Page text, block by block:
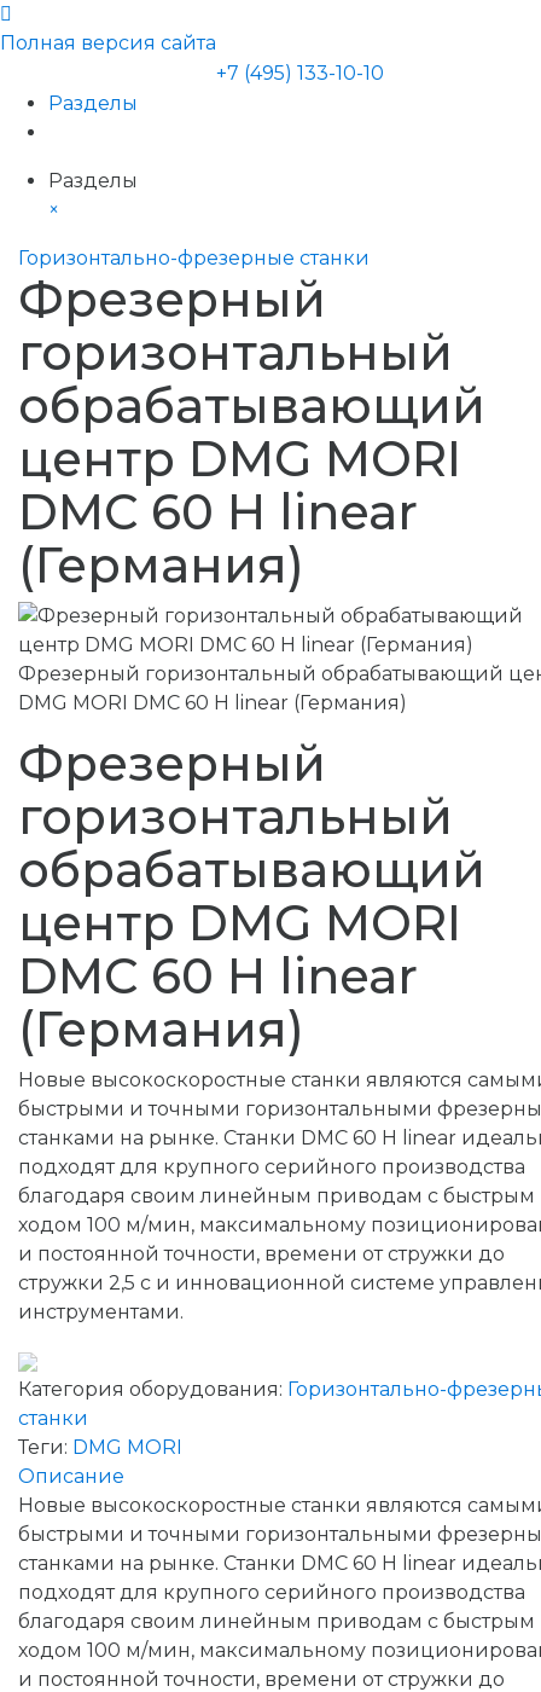
Полная версия сайта
+7 (495) 133-10-10
Разделы
Разделы
×
Горизонтально-фрезерные станки
Фрезерный
горизонтальный
обрабатывающий
центр DMG MORI
DMC 60 H linear
(Германия)
Фрезерный горизонтальный обрабатывающий
DMG MORI DMC 60 H linear (Германия)
Фрезерный
горизонтальный
обрабатывающий
центр DMG MORI
DMC 60 H linear
(Германия)
Новые высокоскоростные станки являются
быстрыми и точными горизонтальными
станками на рынке. Станки DMC 60 H linear
подходят для крупного серийного производства
благодаря своим линейным приводам с быстрым
ходом 100 м/мин, максимальному
и постоянной точности, времени от стружки до
стружки 2,5 с и инновационной системе
инструментами.
Категория оборудования: Горизонтально-
станки
Теги: DMG MORI
Описание
Новые высокоскоростные станки являются
быстрыми и точными горизонтальными
станками на рынке. Станки DMC 60 H linear
подходят для крупного серийного производства
благодаря своим линейным приводам с быстрым
ходом 100 м/мин, максимальному
и постоянной точности, времени от стружки до